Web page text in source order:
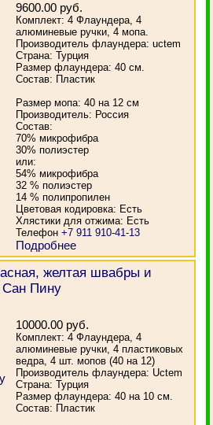
9600.00 руб.
Комплект: 4 Флаундера, 4
алюминевые ручки, 4 мопа.
Производитель флаундера: uctem
Страна: Турция
Размер флаундера: 40 см.
Состав: Пластик
Размер мопа: 40 на 12 см
Производитель: Россия
Состав:
70% микрофибра
30% полиэстер
или:
54% микрофибра
32 % полиэстер
14 % полипропилен
Цветовая кодировка: Есть
Хлястики для отжима: Есть
Телефон+7 911 910-41-13
Подробнее
желтая швабры и
Сан Пину
10000.00 руб.
Комплект: 4 Флаундера, 4
алюминевые ручки, 4 пластиковых
ведра, 4 шт. мопов (40 на 12)
Производитель флаундера: Uctem
Страна: Турция
Размер флаундера: 40 на 10 см.
Состав: Пластик